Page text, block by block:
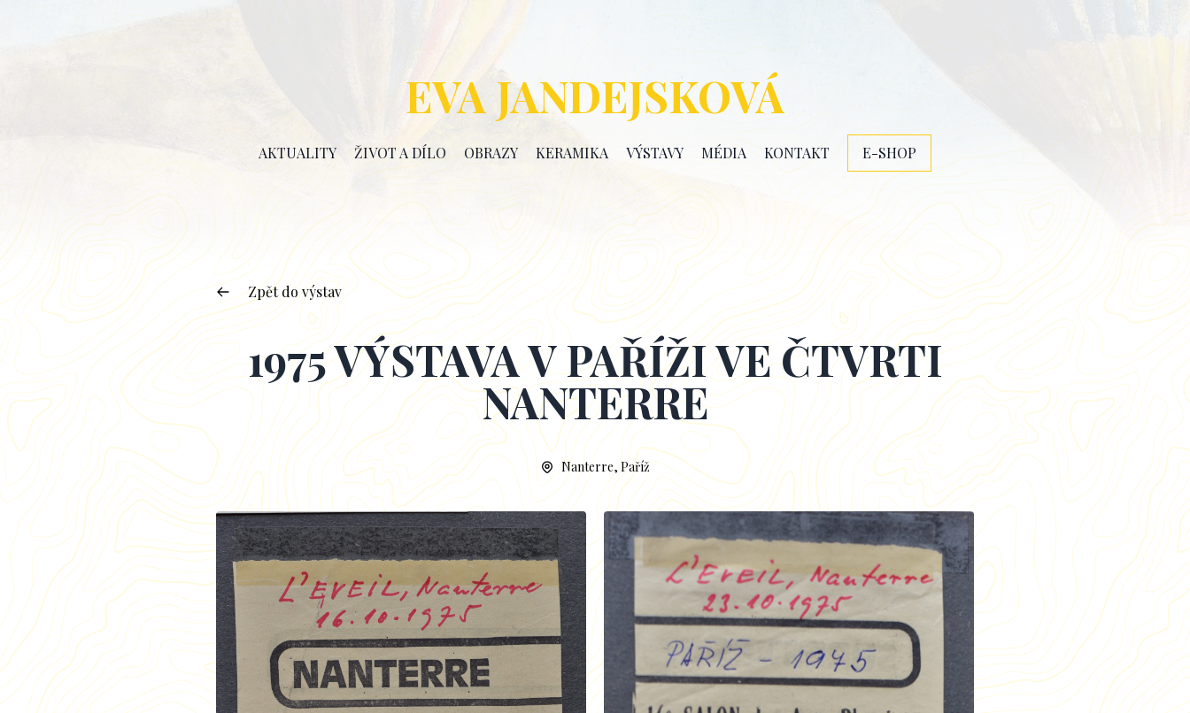
EVA JANDEJSKOVÁ
AKTUALITY ŽIVOT A DÍLO OBRAZY KERAMIKA VÝSTAVY MÉDIA KONTAKT E-SHOP
Zpět do výstav
1975 VÝSTAVA V PAŘÍŽI VE ČTVRTI
NANTERRE
Nanterre, Paříž